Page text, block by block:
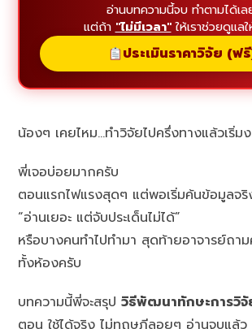
อ่านบทความนี้จบ ทำตามได้เล
แต่ถ้า "ไม่มีเวลา"ให้เราช่วยดูแล
ประเมินราคาวิจัย (ฟ
น้องๆ เคยไหม…ทำวิจัยไปครึ่งทางแล้วเริ่ม
พี่เจอบ่อยมากครับ
ตอนแรกไฟแรงสุดๆ แต่พอเริ่มค้นข้อมูลจริ
“อ่านเยอะ แต่จับประเด็นไม่ได้”
หรือบางคนทำไปทำมา สุดท้ายอาจารย์ถา
ทั้งห้องครับ
บทความนี้พี่จะสรุปวิธีพัฒนาทักษะการวิจั